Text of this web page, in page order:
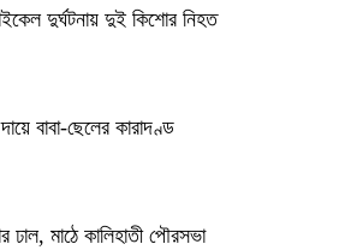
দুর্ঘটনায় দুই কিশোর নিহত
বাবা-ছেলের কারাদণ্ড
ঢাল, মাঠে কালিহাতী পৌরসভা